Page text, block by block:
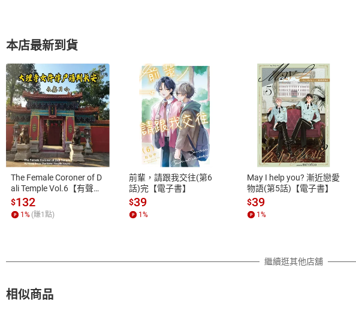
付款方式
ATM轉帳、信用卡、LINE PAY、AFTEE
退換貨規範
本店是否提供消費者保護法七日猶
之權利，遽消費者保護法及通訊交
除權合理例外情事適用準則，依商
質各有不同規定。詳細退換貨說明
照各商品說明。
本店最新到貨
The Female Coroner of D
ali Temple Vol.6【有聲
書】
$132
1 % (賺1 點)
前輩，請跟我交往(第6
話)完【電子書】
$39
1 %
May I help you? 漸近戀愛
物語(第5話)【電子書】
$39
1 %
繼續逛其他店舖
相似商品